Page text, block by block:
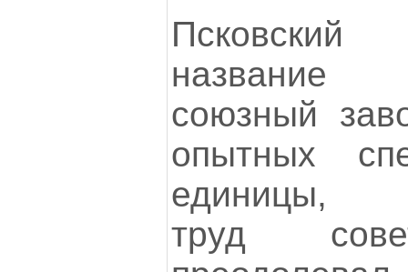
название
союзный
опытных
единицы,
труд